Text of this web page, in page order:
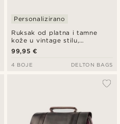
Ruksak od platna i tamne
kože u vintage stilu,
svjetlosmeđi
Personalizirano
99,95 €
4 BOJE DELTON BAGS